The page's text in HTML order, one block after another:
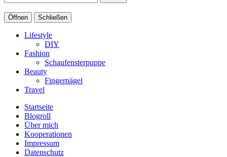
Öffnen Schließen
Lifestyle
DIY
Fashion
Schaufensterpuppe
Beauty
Fingernägel
Travel
Startseite
Blogroll
Über mich
Kooperationen
Impressum
Datenschutz